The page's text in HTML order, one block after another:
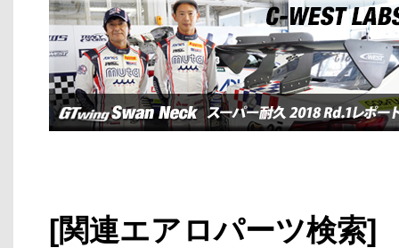
[関連エアロパーツ検索]